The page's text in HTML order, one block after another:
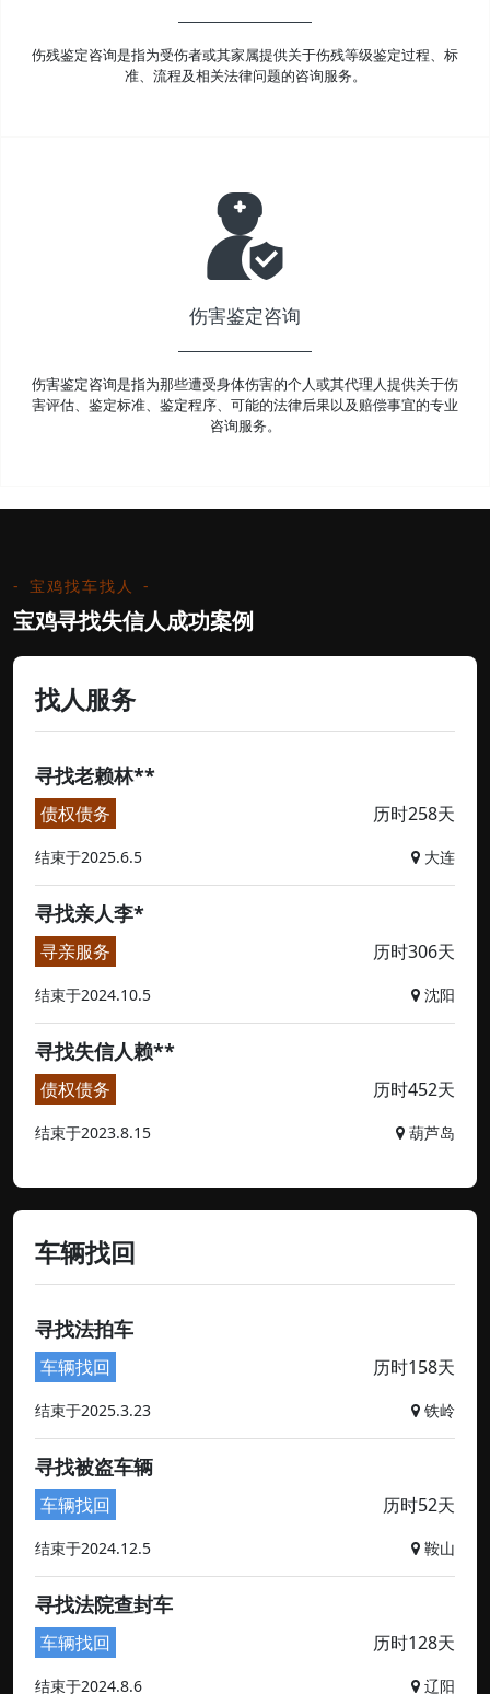
伤残鉴定咨询是指为受伤者或其家属提供关于伤残等级鉴定过程、标
准、流程及相关法律问题的咨询服务。
伤害鉴定咨询
伤害鉴定咨询是指为那些遭受身体伤害的个人或其代理人提供关于伤
害评估、鉴定标准、鉴定程序、可能的法律后果以及赔偿事宜的专业
咨询服务。
宝鸡找车找人
宝鸡寻找失信人成功案例
找人服务
寻找老赖林**
债权债务 历时258天
结束于2025.6.5 大连
寻找亲人李*
寻亲服务 历时306天
结束于2024.10.5 沈阳
寻找失信人赖**
债权债务 历时452天
结束于2023.8.15 葫芦岛
车辆找回
寻找法拍车
车辆找回 历时158天
结束于2025.3.23 铁岭
寻找被盗车辆
车辆找回 历时52天
结束于2024.12.5 鞍山
寻找法院查封车
车辆找回 历时128天
结束于2024.8.6 辽阳